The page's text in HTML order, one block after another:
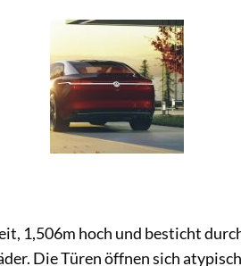
1,506m hoch und besticht
Die Türen öffnen sich atypisch